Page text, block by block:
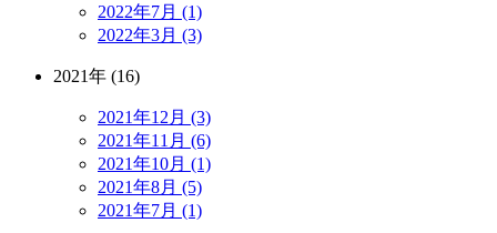
2022年7月 (1)
2022年3月 (3)
2021年 (16)
2021年12月 (3)
2021年11月 (6)
2021年10月 (1)
2021年8月 (5)
2021年7月 (1)